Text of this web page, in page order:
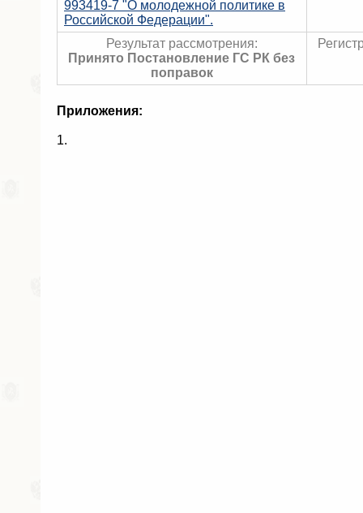
993419-7 "О молодежной политике в
Российской Федерации".
Результат рассмотрения:
Принято Постановление ГС РК без
поправок
Приложения:
1.